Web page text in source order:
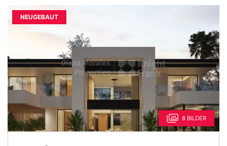
NEUGEBAUT
8 BILDER